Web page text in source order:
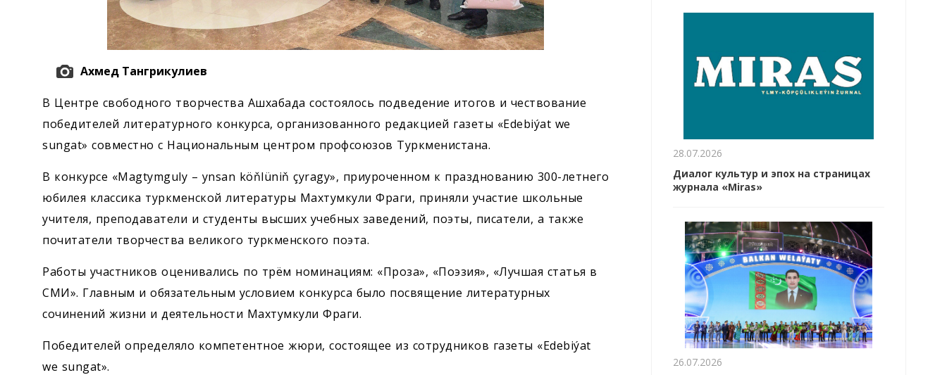
Ахмед Тангрикулиев
В Центре свободного творчества Ашхабада состоялось подведение итогов и чествование
победителей литературного конкурса, организованного редакцией газеты «Edebiýat we
sungat» совместно с Национальным центром профсоюзов Туркменистана.
В конкурсе «Magtymguly – ynsan köňlüniň çyragy», приуроченном к празднованию 300-летнего
юбилея классика туркменской литературы Махтумкули Фраги, приняли участие школьные
учителя, преподаватели и студенты высших учебных заведений, поэты, писатели, а также
почитатели творчества великого туркменского поэта.
Работы участников оценивались по трём номинациям: «Проза», «Поэзия», «Лучшая статья в
СМИ». Главным и обязательным условием конкурса было посвящение литературных
сочинений жизни и деятельности Махтумкули Фраги.
Победителей определяло компетентное жюри, состоящее из сотрудников газеты «Edebiýat
we sungat».
28.07.2026
Диалог культур и эпох на страницах
журнала «Miras»
26.07.2026